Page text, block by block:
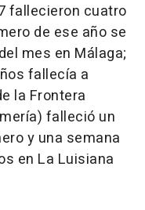
fallecieron cuatro
de ese año se
mes en Málaga;
fallecía a
la Frontera
falleció un
y una semana
en La Luisiana